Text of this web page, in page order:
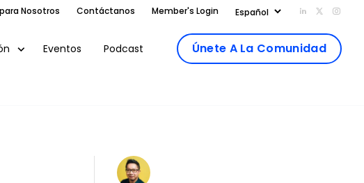
Nosotros Contáctanos Member's Login Add us on
Follow
Eventos Podcast Únete A La Comunidad